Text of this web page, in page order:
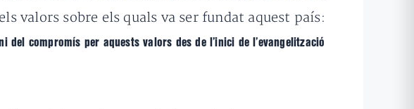
valors sobre els quals va ser fundat aquest país:
del compromís per aquests valors des de l’inici de l’evangelització